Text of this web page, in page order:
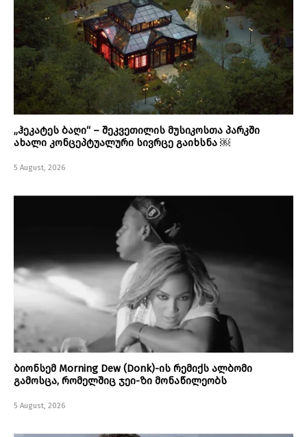
„ჰეკატეს ბაღი“ – შეკვეთილის მუსიკოსთა პარკში
ახალი კონცეპტუალური სივრცე გაიხსნა ￼
5 August, 2026
ბიონსემ Morning Dew (Donk)-ის რემიქს ალბომი
გამოსცა, რომელშიც ჯეი-ზი მონაწილეობს
5 August, 2026